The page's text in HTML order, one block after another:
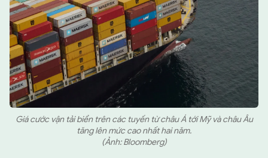
Giá cước vận tải biển trên các tuyến từ châu Á tới Mỹ và châu Âu
tăng lên mức cao nhất hai năm.
(Ảnh: Bloomberg)